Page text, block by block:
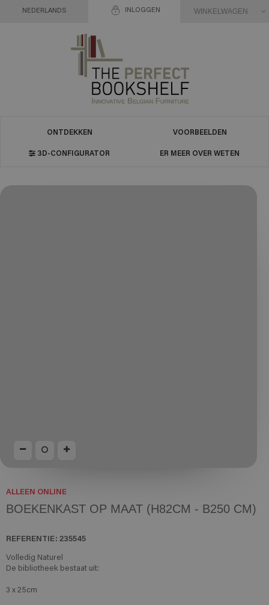
INLOGGEN
NEDERLANDS WINKELWAGEN
ONTDEKKEN VOORBEELDEN
3D-CONFIGURATOR ER MEER OVER WETEN
ALLEEN ONLINE
BOEKENKAST OP MAAT (H82CM - B250 CM)
REFERENTIE: 235545
Volledig Naturel
De bibliotheek bestaat uit:
3 x 25cm